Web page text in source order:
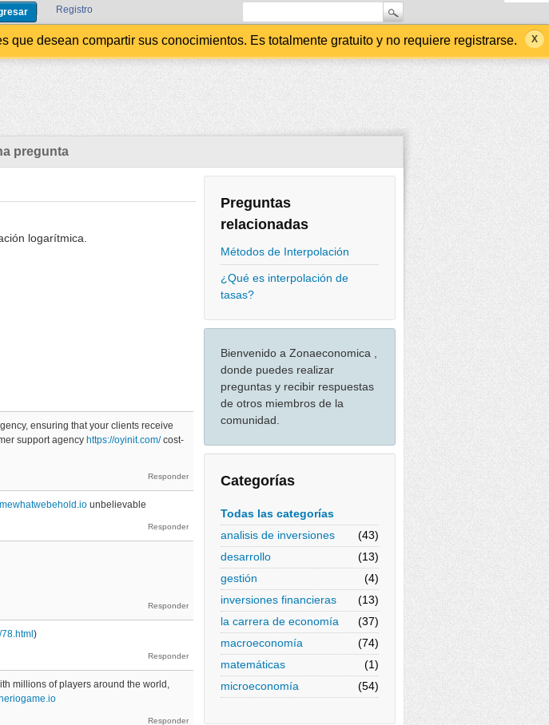
Registro
desean compartir sus conocimientos. Es totalmente gratuito y no requiere registrarse.
pregunta
Preguntas
relacionadas
Métodos de Interpolación
¿Qué es interpolación de
tasas?
Bienvenido a Zonaeconomica ,
donde puedes realizar
preguntas y recibir respuestas
de otros miembros de la
comunidad.
Categorías
Todas las categorías
analisis de inversiones
(43)
desarrollo
(13)
gestión
(4)
inversiones financieras
(13)
la carrera de economía
(37)
macroeconomía
(74)
matemáticas
(1)
microeconomía
(54)
logarítmica.
ensuring that your clients receive
support agency https://oyinit.com/cost-
unbelievable
)
millions of players around the world,